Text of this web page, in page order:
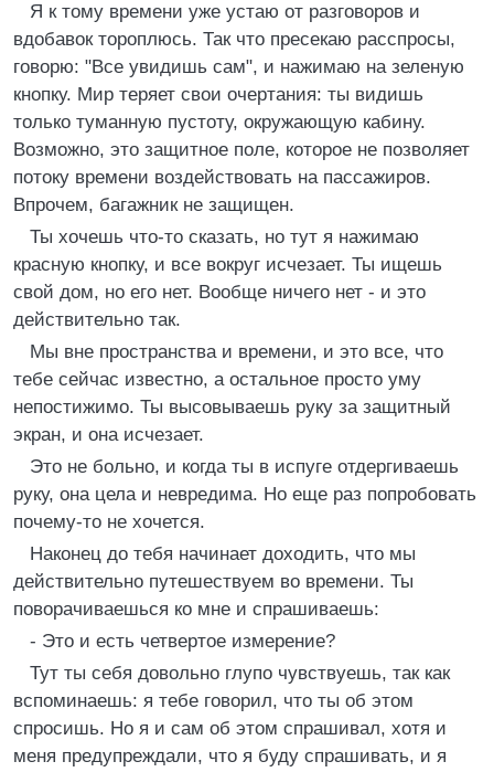
Я к тому времени уже устаю от разговоров и
вдобавок тороплюсь. Так что пресекаю расспросы,
говорю: "Все увидишь сам", и нажимаю на зеленую
кнопку. Мир теряет свои очертания: ты видишь
только туманную пустоту, окружающую кабину.
Возможно, это защитное поле, которое не позволяет
потоку времени воздействовать на пассажиров.
Впрочем, багажник не защищен.
Ты хочешь что-то сказать, но тут я нажимаю
красную кнопку, и все вокруг исчезает. Ты ищешь
свой дом, но его нет. Вообще ничего нет - и это
действительно так.
Мы вне пространства и времени, и это все, что
тебе сейчас известно, а остальное просто уму
непостижимо. Ты высовываешь руку за защитный
экран, и она исчезает.
Это не больно, и когда ты в испуге отдергиваешь
руку, она цела и невредима. Но еще раз попробовать
почему-то не хочется.
Наконец до тебя начинает доходить, что мы
действительно путешествуем во времени. Ты
поворачиваешься ко мне и спрашиваешь:
- Это и есть четвертое измерение?
Тут ты себя довольно глупо чувствуешь, так как
вспоминаешь: я тебе говорил, что ты об этом
спросишь. Но я и сам об этом спрашивал, хотя и
меня предупреждали, что я буду спрашивать, и я